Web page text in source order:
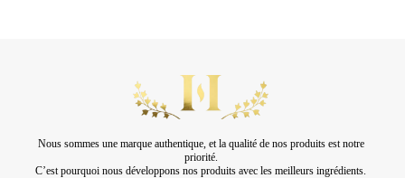
Nous sommes une marque authentique, et la qualité de nos produits est notre
priorité.
C’est pourquoi nous développons nos produits avec les meilleurs ingrédients.